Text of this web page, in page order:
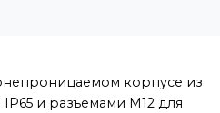
корпусе из
и разъемами M12 для